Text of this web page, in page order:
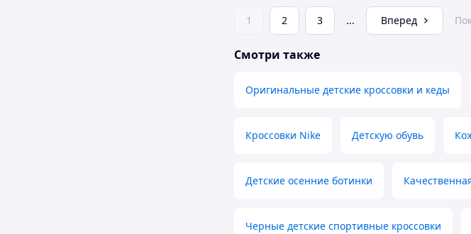
1 2 3 ... Вперед
Смотри также
Оригинальные детские кроссовки и кеды
Кроссовки Nike Детскую обувь
Детские осенние ботинки
Черные детские спортивные кроссовки